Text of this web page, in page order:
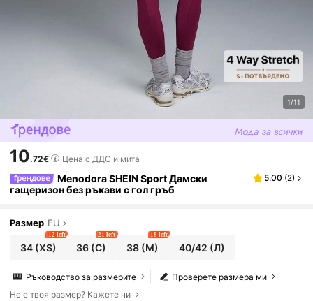
1/11
10.72€ Цена с ДДС и мита
Menodora SHEIN Sport Дамски
гащеризон без ръкави с гол гръб
5.00 (2)
Размер EU
34(XS)
12 left
36 (С)
21 left
38(М)
18 left
40/42 (Л)
Проверете размера ми
Ръководство за размерите
Не е твоя размер? Кажете ни